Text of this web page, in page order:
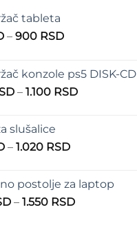
tableta
– 900 RSDRaspon
555 RSD
do
konzole ps5 DISK-CD
– 1.100 RSDRaspon
slušalice
– 1.020 RSDRaspon
935 RSD
do
postolje za laptop
– 1.550 RSDRaspon